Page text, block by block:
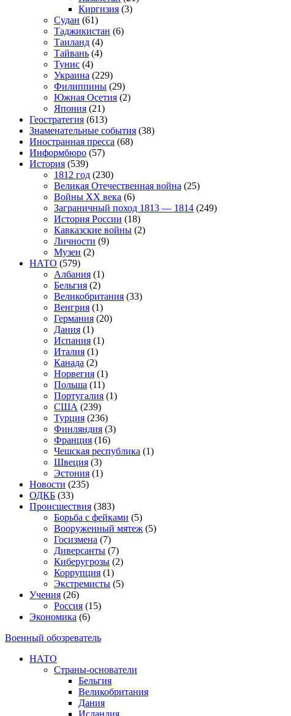
Киргизия (3)
Судан (61)
Таджикистан (6)
Таиланд (4)
Тайвань (4)
Тунис (4)
Украина (229)
Филиппины (29)
Южная Осетия (2)
Япония (21)
Геостратегия (613)
Знаменательные события (38)
Иностранная пресса (68)
Информбюро (57)
История (539)
1812 год (230)
Великая Отечественная война (25)
Войны XX века (6)
Заграничный поход 1813 — 1814 (249)
История России (18)
Кавказские войны (2)
Личности (9)
Музеи (2)
НАТО (579)
Албания (1)
Бельгия (2)
Великобритания (33)
Венгрия (1)
Германия (20)
Дания (1)
Испания (1)
Италия (1)
Канада (2)
Норвегия (1)
Польша (11)
Португалия (1)
США (239)
Турция (236)
Финляндия (3)
Франция (16)
Чешская республика (1)
Швеция (3)
Эстония (1)
Новости (235)
ОДКБ (33)
Происшествия (383)
Борьба с фейками (5)
Вооруженный мятеж (5)
Госизмена (7)
Диверсанты (7)
Киберугрозы (2)
Коррупция (1)
Экстремисты (5)
Учения (26)
Россия (15)
Экономика (6)
Военный обозреватель
НАТО
Страны-основатели
Бельгия
Великобритания
Дания